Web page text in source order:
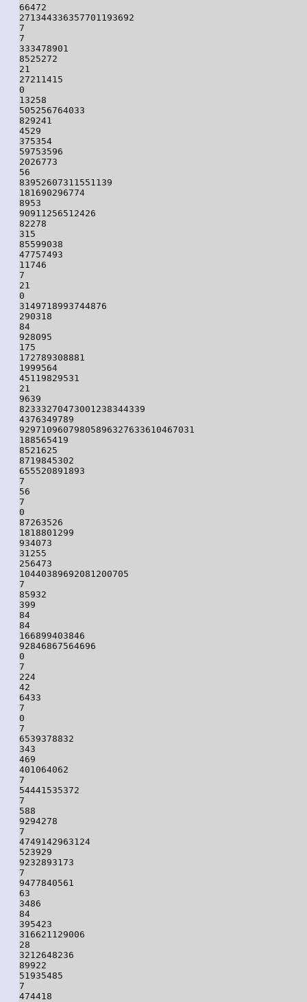
66472
271344336357701193692
7
7
333478901
8525272
21
27211415
0
13258
505256764033
829241
4529
375354
59753596
2026773
56
83952607311551139
181690296774
8953
90911256512426
82278
315
85599038
47757493
11746
7
21
0
3149718993744876
290318
84
928095
175
172789308881
1999564
45119829531
21
9639
82333270473001238344339
4376349789
92971096079805896327633610467031
188565419
8521625
8719845302
655520891893
7
56
7
0
87263526
1818801299
934073
31255
256473
10440389692081200705
7
85932
399
84
84
166899403846
92846867564696
0
7
224
42
6433
7
0
7
6539378832
343
469
401064062
7
54441535372
7
588
9294278
7
4749142963124
523929
9232893173
7
9477840561
63
3486
84
395423
316621129006
28
3212648236
89922
51935485
7
474418